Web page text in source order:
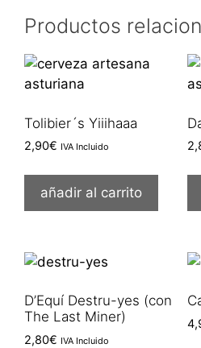
Productos
Tolibier´s Yiiihaaa
2,90€ IVA Incluido
añadir al carrito
D’Equí Destru-yes (con
The Last Miner)
2,80€ IVA Incluido